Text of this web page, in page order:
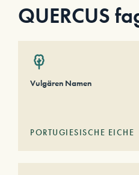
QUERCUS
Vulgären Namen
PORTUGIESISCHE EICHE